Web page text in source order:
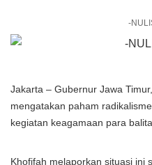
-
Jakarta – Gubernur Jawa Timur,
mengatakan paham
kegiatan keagamaan para
Khofifah melaporkan situasi ini